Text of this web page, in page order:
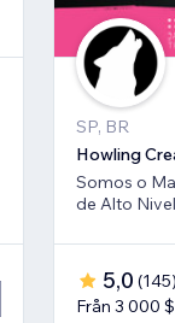
SP, BR
Howling
Somos o
de Alto Nivel
5,0 (145)
Från 3 000 $